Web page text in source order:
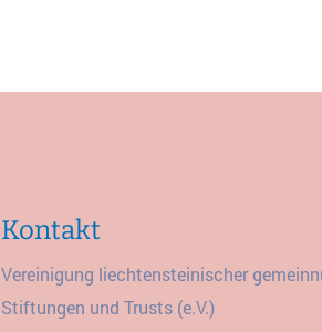
Kontakt
Vereinigung liechtensteinischer
Stiftungen und Trusts (e.V.)